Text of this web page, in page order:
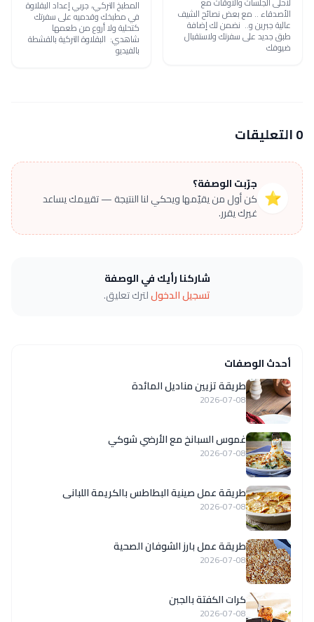
الأصدقاء .. مع بعض نصائح الشيف
عالية جبرين و.. نضمن لك إضافة
طبق جديد على سفرتك ولاستقبال
ضيوفك
المطبخ التركي، جربي إعداد البقلاوة
في مطبخك وقدميه على سفرتك
كتحلية ولا أروع من طعمها
شاهدي: البقلاوة التركية بالقشطة
بالفيديو
0 التعليقات
⭐
جرّبت الوصفة؟
كن أول من يقيّمها ويحكي لنا النتيجة — تقييمك يساعد
غيرك يقرر.
شاركنا رأيك في الوصفة
تسجيل الدخوللترك تعليق.
أحدث الوصفات
طريقة تزيين مناديل المائدة
2026-07-08
غموس السبانخ مع الأرضي شوكي
2026-07-08
طريقة عمل صينية البطاطس بالكريمة اللبانى
2026-07-08
طريقة عمل بارز الشوفان الصحية
2026-07-08
كرات الكفتة بالجبن
2026-07-08